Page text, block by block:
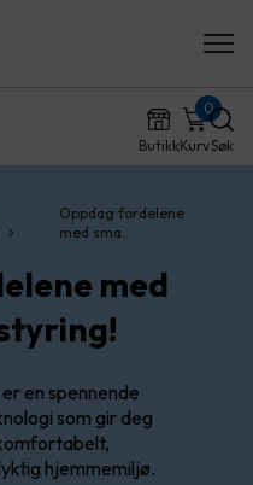
ButikkKurv
0
Søk
Oppdag fordelene
med sma…
med
en spennende
som gir deg
hjemmemiljø.